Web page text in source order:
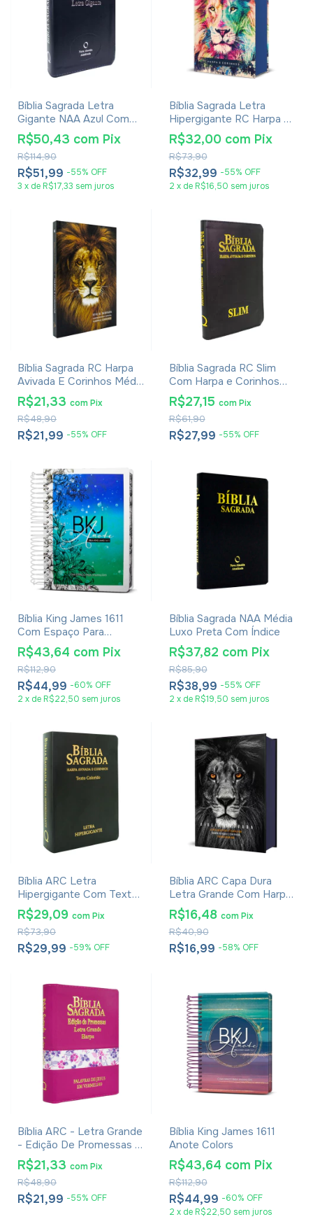
Bíblia Sagrada Letra
Gigante NAA Azul Com
Índice
R$51,99 -55% OFF
R$114,90
R$50,43 com Pix
3 x de R$17,33 sem juros
Bíblia Sagrada Letra
Hipergigante RC Harpa E
Corinhos Média Capa
Dura Lion Colors
R$32,99 -55% OFF
R$73,90
R$32,00 com Pix
2 x de R$16,50 sem juros
Bíblia Sagrada RC Harpa
Avivada E Corinhos Média
Capa Dura Leão Glória
R$21,99 -55% OFF
R$48,90
R$21,33 comPix
Bíblia Sagrada RC Slim
Com Harpa e Corinhos
Média Luxo Preta
R$27,99 -55% OFF
R$61,90
R$27,15 com Pix
Bíblia King James 1611
Com Espaço Para
Anotações Flores
Aquarela
R$44,99 -60% OFF
R$112,90
R$43,64 com Pix
2 x de R$22,50 sem juros
Bíblia Sagrada NAA Média
Luxo Preta Com Índice
R$38,99 -55% OFF
R$85,90
R$37,82 com Pix
2 x de R$19,50 sem juros
Bíblia ARC Letra
Hipergigante Com Textos
Coloridos, Harpa E
Corinhos - Capa Luxo
Preta
R$29,99 -59% OFF
R$73,90
R$29,09 comPix
Bíblia ARC Capa Dura
Letra Grande Com Harpa
- Textos Coloridos - Leão
PB
R$16,99 -58% OFF
R$40,90
R$16,48 com Pix
Bíblia ARC - Letra Grande
- Edição De Promessas -
Palavras De Jesus Em
Vermelho - Harpa - Capa
Zíper Tricolor Pink
R$21,99 -55% OFF
R$48,90
R$21,33 comPix
Bíblia King James 1611
Anote Colors
R$44,99 -60% OFF
R$112,90
R$43,64 com Pix
2 x de R$22,50 sem juros